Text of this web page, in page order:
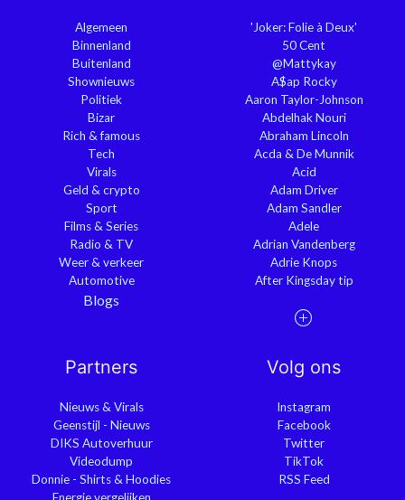
Algemeen
Binnenland
Buitenland
Shownieuws
Politiek
Bizar
Rich & famous
Tech
Virals
Geld & crypto
Sport
Films & Series
Radio & TV
Weer & verkeer
Automotive
Blogs
'Joker: Folie à Deux'
50 Cent
@Mattykay
A$ap Rocky
Aaron Taylor-Johnson
Abdelhak Nouri
Abraham Lincoln
Acda & De Munnik
Acid
Adam Driver
Adam Sandler
Adele
Adrian Vandenberg
Adrie Knops
After Kingsday tip
Partners
Nieuws & Virals
Geenstijl - Nieuws
DIKS Autoverhuur
Videodump
Donnie - Shirts & Hoodies
Volg ons
Instagram
Facebook
Twitter
TikTok
RSS Feed